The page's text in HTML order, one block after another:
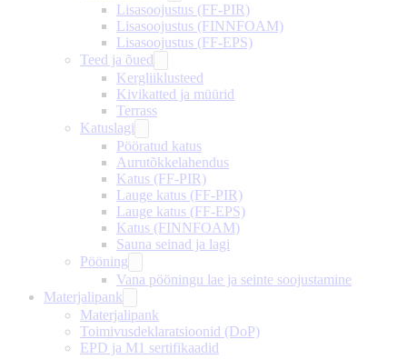
Lisasoojustus (FF-PIR)
Lisasoojustus (FINNFOAM)
Lisasoojustus (FF-EPS)
Teed ja õued
Kergliiklusteed
Kivikatted ja müürid
Terrass
Katuslagi
Pööratud katus
Aurutõkkelahendus
Katus (FF-PIR)
Lauge katus (FF-PIR)
Lauge katus (FF-EPS)
Katus (FINNFOAM)
Sauna seinad ja lagi
Pööning
Vana pööningu lae ja seinte soojustamine
Materjalipank
Materjalipank
Toimivusdeklaratsioonid (DoP)
EPD ja M1 sertifikaadid